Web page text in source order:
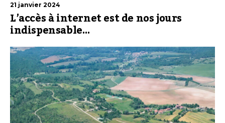
21 janvier 2024
L’accès à internet est de nos jours
indispensable…